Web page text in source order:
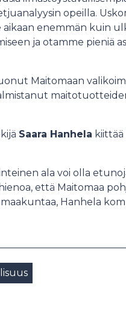
opeilla.
enemmän kuin
ja otamme pieniä
Maitomaan
Saara Hanhela
ala voi olla
että Maitomaa
Hanhela